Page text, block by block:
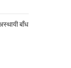
बाँध